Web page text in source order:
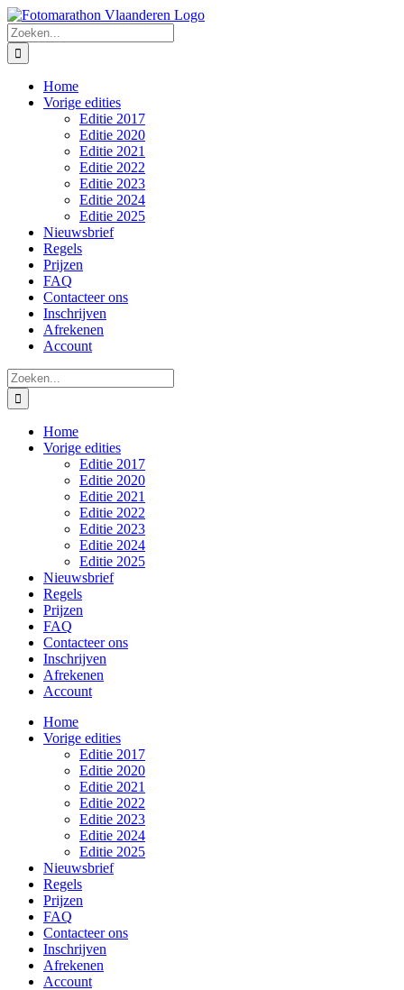
Skip
to
content
Zoeken
naar:
Home
Vorige edities
Editie 2017
Editie 2020
Editie 2021
Editie 2022
Editie 2023
Editie 2024
Editie 2025
Nieuwsbrief
Regels
Prijzen
FAQ
Contacteer ons
Inschrijven
Afrekenen
Account
Zoeken
naar:
Home
Vorige edities
Editie 2017
Editie 2020
Editie 2021
Editie 2022
Editie 2023
Editie 2024
Editie 2025
Nieuwsbrief
Regels
Prijzen
FAQ
Contacteer ons
Inschrijven
Afrekenen
Account
Home
Vorige edities
Editie 2017
Editie 2020
Editie 2021
Editie 2022
Editie 2023
Editie 2024
Editie 2025
Nieuwsbrief
Regels
Prijzen
FAQ
Contacteer ons
Inschrijven
Afrekenen
Account